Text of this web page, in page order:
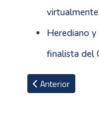
Herediano
finalista del
Artículo anterior:
Anterior